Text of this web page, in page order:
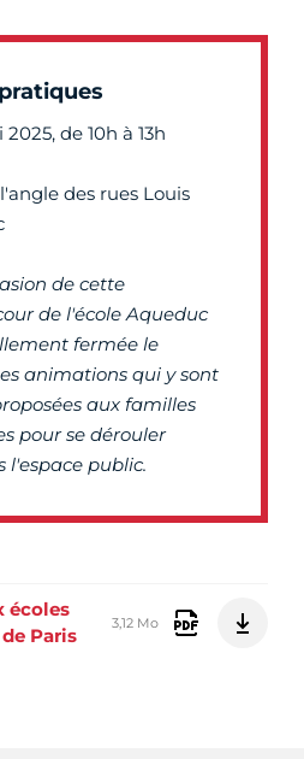
de 10h à 13h
des rues Louis
de cette
de l'école Aqueduc
fermée le
animations qui y sont
aux familles
pour se dérouler
l'espace public.
écoles
Paris
3,12 Mo